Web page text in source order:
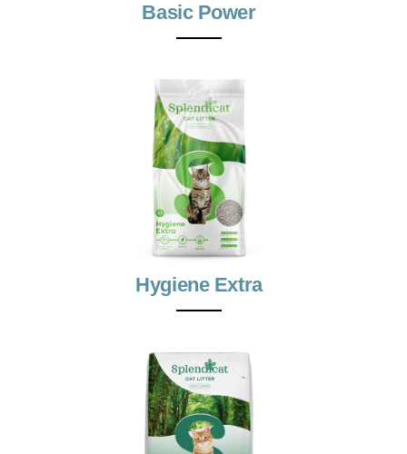
Basic Power
Hygiene Extra